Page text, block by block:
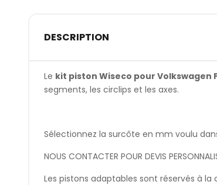
DESCRIPTION
Le kit piston Wiseco pour Volkswagen
segments, les circlips et les axes.
Sélectionnez la surcôte en mm voulu
NOUS CONTACTER POUR DEVIS
Les pistons adaptables sont réservés à